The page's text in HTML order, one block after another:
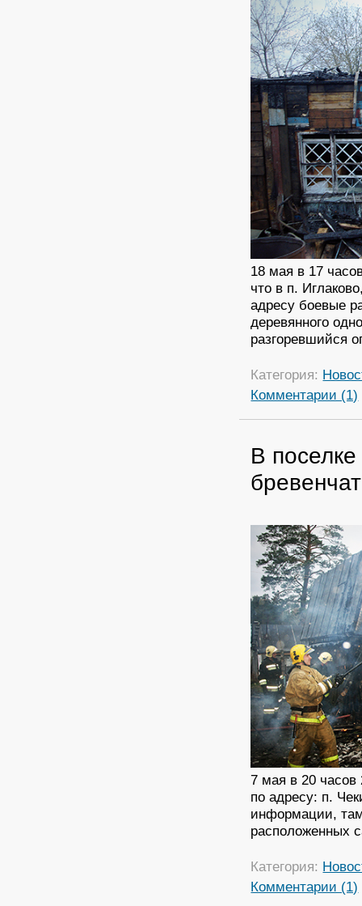
18 мая в 17
что в п.
адресу боевые
деревянного
разгоревшийся
Категория:
Комментарии (1)
В
7 мая в 20
по адресу: п.
информации,
расположенных
Категория:
Комментарии (1)